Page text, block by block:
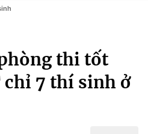
thi tốt
chỉ 7 thí sinh ở